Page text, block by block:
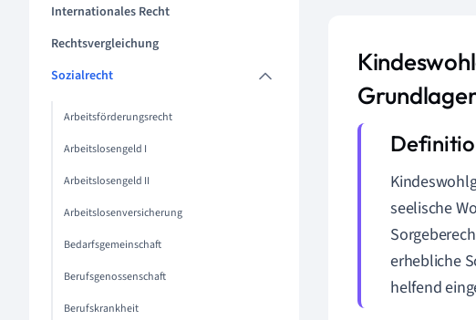
Internationales Recht
Rechtsvergleichung
Sozialrecht
Arbeitsförderungsrecht
Arbeitslosengeld I
Arbeitslosengeld II
Arbeitslosenversicherung
Bedarfsgemeinschaft
Berufsgenossenschaft
Berufskrankheit
seelische
erhebliche
helfend